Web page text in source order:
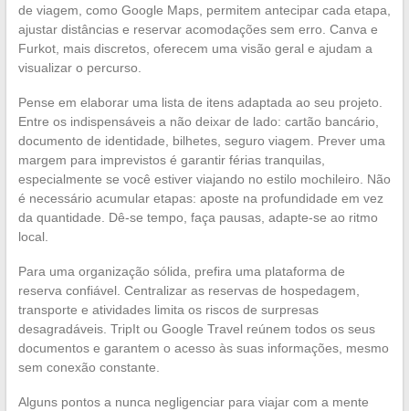
de viagem, como Google Maps, permitem antecipar cada etapa,
ajustar distâncias e reservar acomodações sem erro. Canva e
Furkot, mais discretos, oferecem uma visão geral e ajudam a
visualizar o percurso.
Pense em elaborar uma lista de itens adaptada ao seu projeto.
Entre os indispensáveis a não deixar de lado: cartão bancário,
documento de identidade, bilhetes, seguro viagem. Prever uma
margem para imprevistos é garantir férias tranquilas,
especialmente se você estiver viajando no estilo mochileiro. Não
é necessário acumular etapas: aposte na profundidade em vez
da quantidade. Dê-se tempo, faça pausas, adapte-se ao ritmo
local.
Para uma organização sólida, prefira uma plataforma de
reserva confiável. Centralizar as reservas de hospedagem,
transporte e atividades limita os riscos de surpresas
desagradáveis. TripIt ou Google Travel reúnem todos os seus
documentos e garantem o acesso às suas informações, mesmo
sem conexão constante.
Alguns pontos a nunca negligenciar para viajar com a mente